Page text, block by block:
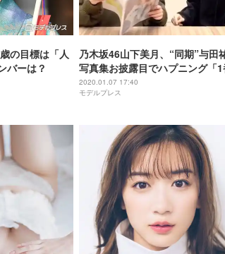
の目標は「人
バーは？
乃木坂46山下美月、“同期”与田
写真集お披露目でハプニング「
ちゃダメなやつ」
2020.01.07 17:40
モデルプレス